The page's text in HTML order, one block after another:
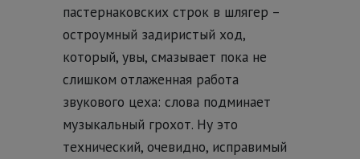
пастернаковских строк в шлягер –
остроумный задиристый ход,
который, увы, смазывает пока не
слишком отлаженная работа
звукового цеха: слова подминает
музыкальный грохот. Ну это
технический, очевидно, исправимый